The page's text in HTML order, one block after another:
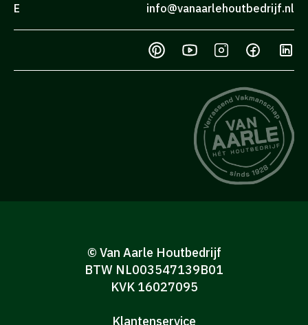
E info@vanaarlehoutbedrijf.nl
© Van Aarle Houtbedrijf
BTW NL003547139B01
KVK 16027095
Klantenservice